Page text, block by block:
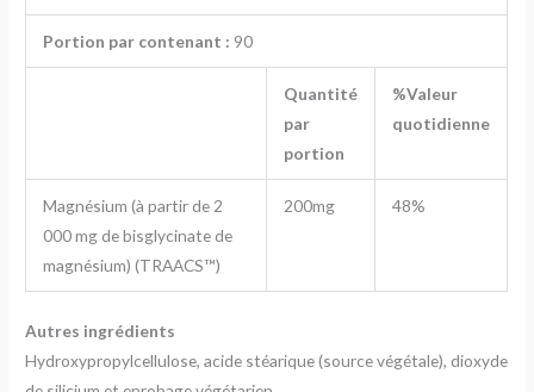
Portion par contenant : 90
Quantité
par
portion
%Valeur
quotidienne
Magnésium (à partir de 2
000 mg de bisglycinate de
magnésium) (TRAACS™)
200mg 48%
Autres ingrédients
Hydroxypropylcellulose, acide stéarique (source végétale), dioxyde